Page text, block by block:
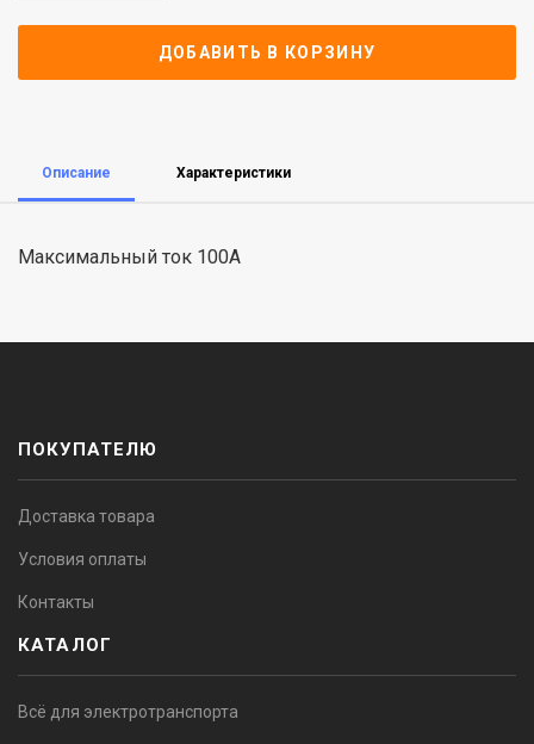
ДОБАВИТЬ В КОРЗИНУ
Описание Характеристики
Максимальный ток 100А
ПОКУПАТЕЛЮ
Доставка товара
Условия оплаты
Контакты
КАТАЛОГ
Всё для электротранспорта